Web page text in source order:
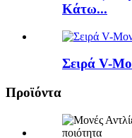
Κάτω...
Σειρά V-
Προϊόντα